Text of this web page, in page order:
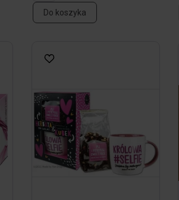
Do koszyka